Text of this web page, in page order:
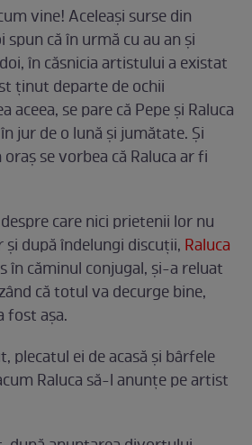
vine! Aceleași surse din
că în urmă cu au an și
în căsnicia artistului a existat
ținut departe de ochii
aceea, se pare că Pepe și Raluca
jur de o lună și jumătate. Și
se vorbea că Raluca ar fi
care nici prietenii lor nu
după îndelungi discuții, Raluca
în căminul conjugal, și-a reluat
că totul va decurge bine,
fost așa.
plecatul ei de acasă și bârfele
Raluca să-l anunțe pe artist